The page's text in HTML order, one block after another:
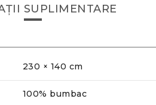
SUPLIMENTARE
230 × 140 cm
100% bumbac